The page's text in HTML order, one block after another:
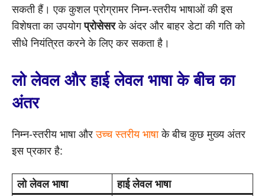
सकती हैं। एक कुशल प्रोग्रामर निम्न-स्तरीय भाषाओं की इस
विशेषता का उपयोगप्रोसेसरके अंदर और बाहर डेटा की गति को
सीधे नियंत्रित करने के लिए कर सकता है।
लो लेवल और हाई लेवल भाषा के बीच का
अंतर
निम्न-स्तरीय भाषा औरउच्च स्तरीय भाषाके बीच कुछ मुख्य अंतर
इस प्रकार है:
लो लेवल भाषा
हाई लेवल भाषा